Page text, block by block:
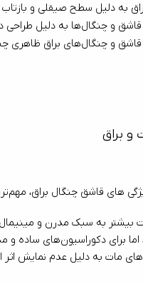
ظاهری لوکس و مجلل به میز غذاخوری می‌بخشند و حس مهمانی‌های باشکوه را ایجاد می‌کنند.
قاشق و چنگال مات توصیه می‌شود.